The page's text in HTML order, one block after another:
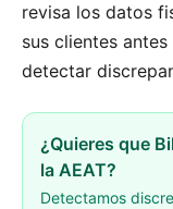
revisa los datos
sus clientes
detectar
¿Quieres que
la AEAT?
Detectamos